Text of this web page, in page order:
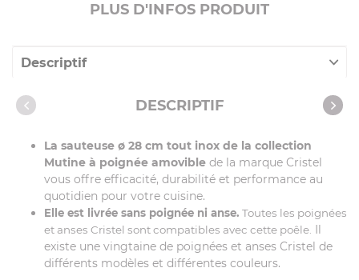
PLUS D'INFOS PRODUIT
Descriptif
Caractéristiques
Recettes avec cet article
DESCRIPTIF
La sauteuse ø 28 cm tout inox de la collection
Mutine à poignée amovible de la marque Cristel
vous offre efficacité, durabilité et performance au
quotidien pour votre cuisine.
Elle est livrée sans poignée ni anse. Toutes les poignées
et anses Cristel sont compatibles avec cette poêle.
existe une vingtaine de poignées et anses Cristel de
différents modèles et différentes couleurs.